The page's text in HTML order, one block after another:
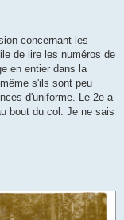
concernant les
de lire les numéros de
en entier dans la
s'ils sont peu
d'uniforme. Le 2e a
bout du col. Je ne sais